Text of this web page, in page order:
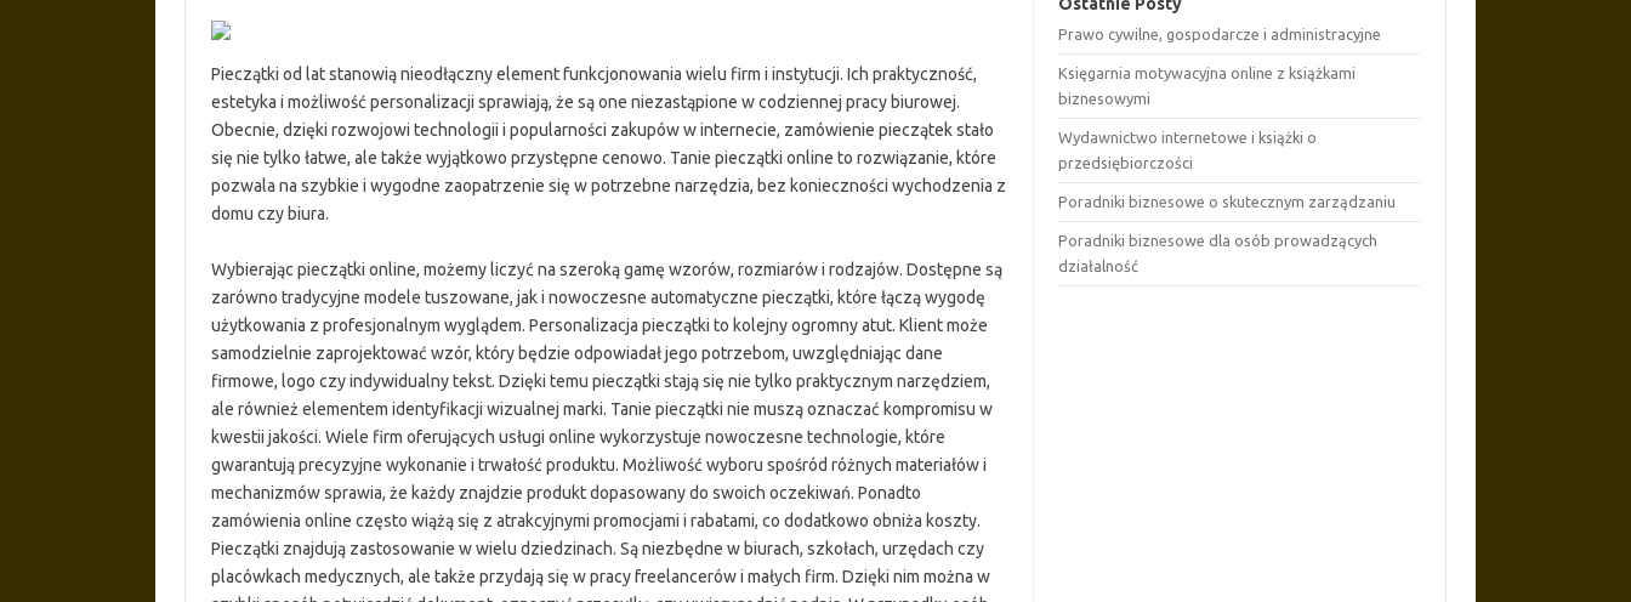
Pieczątki od lat stanowią nieodłączny element funkcjonowania wielu firm i instytucji. Ich praktyczność,
estetyka i możliwość personalizacji sprawiają, że są one niezastąpione w codziennej pracy biurowej.
Obecnie, dzięki rozwojowi technologii i popularności zakupów w internecie, zamówienie pieczątek stało
się nie tylko łatwe, ale także wyjątkowo przystępne cenowo. Tanie pieczątki online to rozwiązanie, które
pozwala na szybkie i wygodne zaopatrzenie się w potrzebne narzędzia, bez konieczności wychodzenia z
domu czy biura.
Wybierając pieczątki online, możemy liczyć na szeroką gamę wzorów, rozmiarów i rodzajów. Dostępne są
zarówno tradycyjne modele tuszowane, jak i nowoczesne automatyczne pieczątki, które łączą wygodę
użytkowania z profesjonalnym wyglądem. Personalizacja pieczątki to kolejny ogromny atut. Klient może
samodzielnie zaprojektować wzór, który będzie odpowiadał jego potrzebom, uwzględniając dane
firmowe, logo czy indywidualny tekst. Dzięki temu pieczątki stają się nie tylko praktycznym narzędziem,
ale również elementem identyfikacji wizualnej marki. Tanie pieczątki nie muszą oznaczać kompromisu w
kwestii jakości. Wiele firm oferujących usługi online wykorzystuje nowoczesne technologie, które
gwarantują precyzyjne wykonanie i trwałość produktu. Możliwość wyboru spośród różnych materiałów i
mechanizmów sprawia, że każdy znajdzie produkt dopasowany do swoich oczekiwań. Ponadto
zamówienia online często wiążą się z atrakcyjnymi promocjami i rabatami, co dodatkowo obniża koszty.
Pieczątki znajdują zastosowanie w wielu dziedzinach. Są niezbędne w biurach, szkołach, urzędach czy
placówkach medycznych, ale także przydają się w pracy freelancerów i małych firm. Dzięki nim można w
Prawo cywilne, gospodarcze i administracyjne
Księgarnia motywacyjna online z książkami
biznesowymi
Wydawnictwo internetowe i książki o
przedsiębiorczości
Poradniki biznesowe o skutecznym zarządzaniu
Poradniki biznesowe dla osób prowadzących
działalność